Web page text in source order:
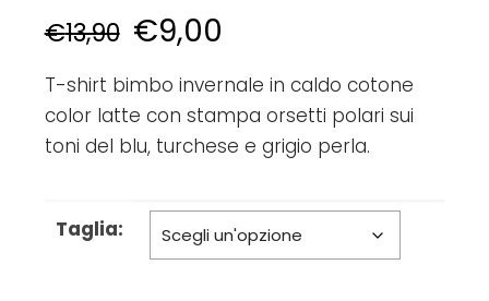
€13,90 €9,00
T-shirt bimbo invernale in caldo cotone
color latte con stampa orsetti polari sui
toni del blu, turchese e grigio perla.
Taglia: